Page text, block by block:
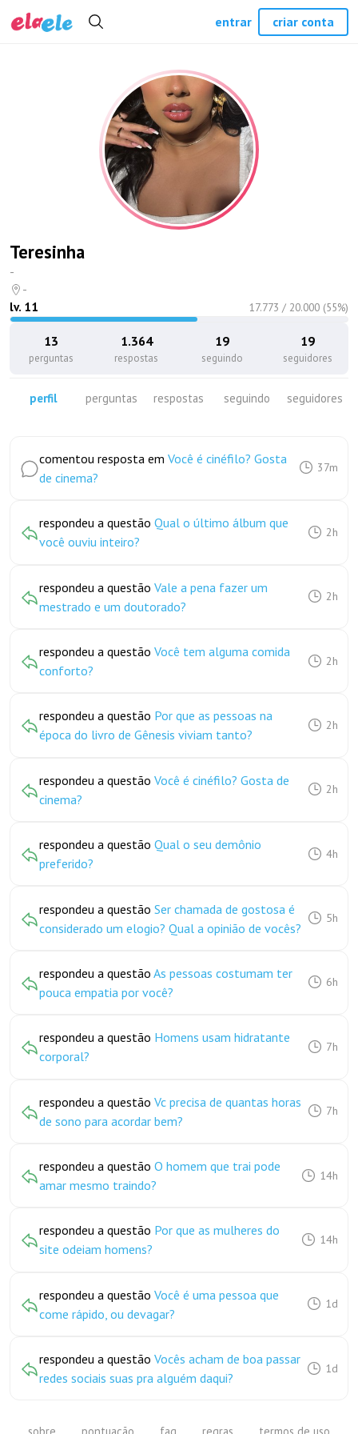
Teresinha
-
-
lv. 11 17.773 / 20.000 (55%)
13
perguntas
1.364
respostas
19
seguindo
19
seguidores
perfil perguntas respostas seguindo seguidores
comentou resposta em Você é cinéfilo? Gosta
de cinema?
37m
respondeu a questão Qual o último álbum que
você ouviu inteiro?
2h
respondeu a questão Vale a pena fazer um
mestrado e um doutorado?
2h
respondeu a questão Você tem alguma comida
conforto?
2h
respondeu a questão Por que as pessoas na
época do livro de Gênesis viviam tanto?
2h
respondeu a questão Você é cinéfilo? Gosta de
cinema?
2h
respondeu a questão Qual o seu demônio
preferido?
4h
respondeu a questão Ser chamada de gostosa é
considerado um elogio? Qual a opinião de vocês?
5h
respondeu a questão As pessoas costumam ter
pouca empatia por você?
6h
respondeu a questão Homens usam hidratante
corporal?
7h
respondeu a questão Vc precisa de quantas horas
de sono para acordar bem?
7h
respondeu a questão O homem que trai pode
amar mesmo traindo?
14h
respondeu a questão Por que as mulheres do
site odeiam homens?
14h
respondeu a questão Você é uma pessoa que
come rápido, ou devagar?
1d
respondeu a questão Vocês acham de boa passar
redes sociais suas pra alguém daqui?
1d
sobre pontuação faq regras termos de uso
entrar criar conta